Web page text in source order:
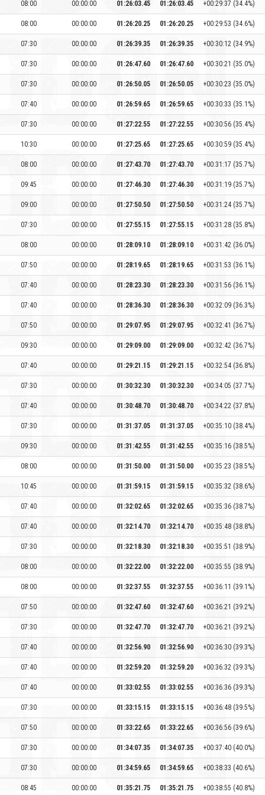
08:00 00:00:00 01:26:03.45 01:26:03.45 +00:29:37 (34.4%)
08:00 00:00:00 01:26:20.25 01:26:20.25 +00:29:53 (34.6%)
07:30 00:00:00 01:26:39.35 01:26:39.35 +00:30:12 (34.9%)
07:30 00:00:00 01:26:47.60 01:26:47.60 +00:30:21 (35.0%)
07:30 00:00:00 01:26:50.05 01:26:50.05 +00:30:23 (35.0%)
07:40 00:00:00 01:26:59.65 01:26:59.65 +00:30:33 (35.1%)
07:30 00:00:00 01:27:22.55 01:27:22.55 +00:30:56 (35.4%)
10:30 00:00:00 01:27:25.65 01:27:25.65 +00:30:59 (35.4%)
08:00 00:00:00 01:27:43.70 01:27:43.70 +00:31:17 (35.7%)
09:45 00:00:00 01:27:46.30 01:27:46.30 +00:31:19 (35.7%)
09:00 00:00:00 01:27:50.50 01:27:50.50 +00:31:24 (35.7%)
07:30 00:00:00 01:27:55.15 01:27:55.15 +00:31:28 (35.8%)
08:00 00:00:00 01:28:09.10 01:28:09.10 +00:31:42 (36.0%)
07:50 00:00:00 01:28:19.65 01:28:19.65 +00:31:53 (36.1%)
07:40 00:00:00 01:28:23.30 01:28:23.30 +00:31:56 (36.1%)
07:40 00:00:00 01:28:36.30 01:28:36.30 +00:32:09 (36.3%)
07:50 00:00:00 01:29:07.95 01:29:07.95 +00:32:41 (36.7%)
09:30 00:00:00 01:29:09.00 01:29:09.00 +00:32:42 (36.7%)
07:40 00:00:00 01:29:21.15 01:29:21.15 +00:32:54 (36.8%)
07:30 00:00:00 01:30:32.30 01:30:32.30 +00:34:05 (37.7%)
07:40 00:00:00 01:30:48.70 01:30:48.70 +00:34:22 (37.8%)
07:30 00:00:00 01:31:37.05 01:31:37.05 +00:35:10 (38.4%)
09:30 00:00:00 01:31:42.55 01:31:42.55 +00:35:16 (38.5%)
08:00 00:00:00 01:31:50.00 01:31:50.00 +00:35:23 (38.5%)
10:45 00:00:00 01:31:59.15 01:31:59.15 +00:35:32 (38.6%)
07:40 00:00:00 01:32:02.65 01:32:02.65 +00:35:36 (38.7%)
07:40 00:00:00 01:32:14.70 01:32:14.70 +00:35:48 (38.8%)
07:30 00:00:00 01:32:18.30 01:32:18.30 +00:35:51 (38.9%)
08:00 00:00:00 01:32:22.00 01:32:22.00 +00:35:55 (38.9%)
08:00 00:00:00 01:32:37.55 01:32:37.55 +00:36:11 (39.1%)
07:50 00:00:00 01:32:47.60 01:32:47.60 +00:36:21 (39.2%)
07:30 00:00:00 01:32:47.70 01:32:47.70 +00:36:21 (39.2%)
07:40 00:00:00 01:32:56.90 01:32:56.90 +00:36:30 (39.3%)
07:40 00:00:00 01:32:59.20 01:32:59.20 +00:36:32 (39.3%)
07:40 00:00:00 01:33:02.55 01:33:02.55 +00:36:36 (39.3%)
07:30 00:00:00 01:33:15.15 01:33:15.15 +00:36:48 (39.5%)
07:50 00:00:00 01:33:22.65 01:33:22.65 +00:36:56 (39.6%)
07:30 00:00:00 01:34:07.35 01:34:07.35 +00:37:40 (40.0%)
07:30 00:00:00 01:34:59.65 01:34:59.65 +00:38:33 (40.6%)
08:45 00:00:00 01:35:21.75 01:35:21.75 +00:38:55 (40.8%)